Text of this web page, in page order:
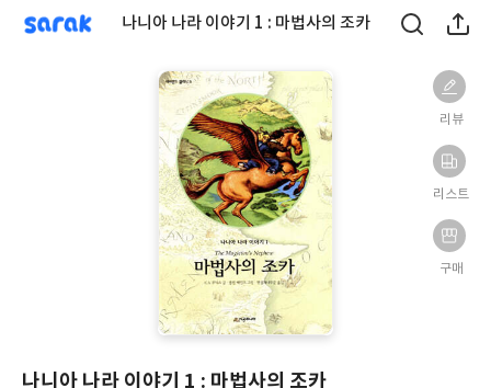
sarak 나니아 나라 이야기 1 : 마법사의 조카
리뷰
리스트
구매
나니아 나라 이야기 1 : 마법사의 조카